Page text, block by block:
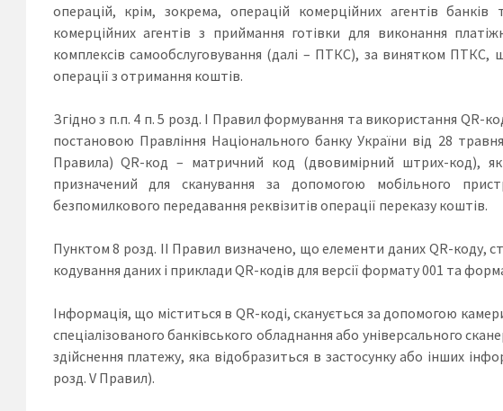
операцій, крім, зокрема, операцій комерційних агентів
комерційних агентів з приймання готівки для виконання
комплексів самообслуговування (далі – ПТКС), за винятком
операції з отримання коштів.
Згідно з п.п. 4 п. 5 розд. I Правил формування та використання QR-
постановою Правління Національного банку України від 28
Правила) QR-код – матричний код (двовимірний штрих-код),
призначений для сканування за допомогою мобільного
безпомилкового передавання реквізитів операції переказу коштів.
Пунктом 8 розд. II Правил визначено, що елементи даних QR-коду,
кодування даних і приклади QR-кодів для версії формату 001 та
Інформація, що міститься в QR-коді, сканується за допомогою
спеціалізованого банківського обладнання або універсального
здійснення платежу, яка відобразиться в застосунку або інших
розд. V Правил).